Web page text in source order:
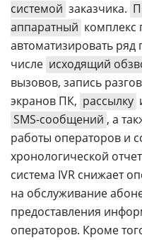
системой заказчика.
аппаратный комплекс
автоматизировать ряд
числе исходящий
вызовов, запись
экранов ПК, рассылку
SMS-сообщений , а
работы операторов и
хронологической
система IVR снижает
на обслуживание
предоставления
операторов. Кроме